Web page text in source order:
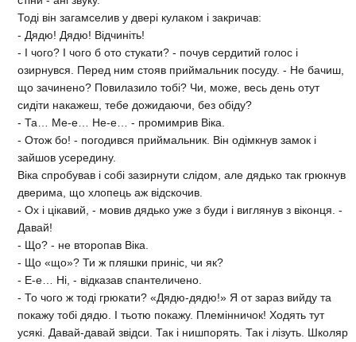
Тоді він загамселив у двері кулаком і закричав:
- Дядю! Дядю! Відчиніть!
- І чого? І чого б ото стукати? - почув сердитий голос і
озирнувся. Перед ним стояв приймальник посуду. - Не бачиш,
що зачинено? Повилазило тобі? Чи, може, весь день отут
сидіти накажеш, тебе дожидаючи, без обіду?
- Та… Ме-е… Не-е… - промимрив Віка.
- Отож бо! - погодився приймальник. Він одімкнув замок і
зайшов усередину.
Віка спробував і собі зазирнути слідом, але дядько так грюкнув
дверима, що хлопець аж відскочив.
- Ох і цікавий, - мовив дядько уже з буди і виглянув з віконця. -
Давай!
- Що? - не второпав Віка.
- Що «що»? Ти ж пляшки приніс, чи як?
- Е-е… Ні, - відказав спантеличено.
- То чого ж тоді грюкати? «Дядю-дядю!» Я от зараз вийду та
покажу тобі дядю. І тьотю покажу. Племінничок! Ходять тут
усякі. Давай-давай звідси. Так і нишпорять. Так і лізуть. Школяр